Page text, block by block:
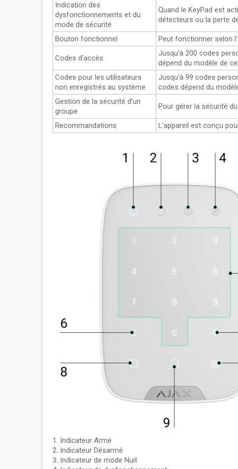
Indication des
dysfonctionnements et du
mode de sécurité
Quand le KeyPad est
détecteurs ou la perte
Bouton fonctionnel Peut fonctionner selon
Codes d'accès
Jusqu'à 200 codes
dépend du modèle de
Codes pour les utilisateurs
non enregistrés au système
Jusqu'à 99 codes
codes dépend du
Gestion de la sécurité d'un
groupe
Pour gérer la sécurité
Recommandations L'appareil est conçu
Indicateur Armé
Indicateur Désarmé
Indicateur de mode Nuit